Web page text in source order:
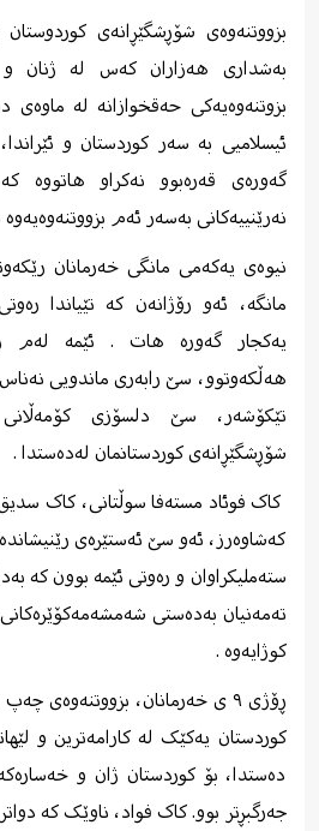
بزووتنەوەی شۆڕشگێڕانەی
بەشداری هەزاران کەس لە ژنان
ئیسلامیی بە سەر كوردستان و
گەورەی قەرەبوو نەكراو هاتووە
نەرێنییەكانی بەسەر ئەم بزووتنەوەیەوە
مانگه‌، ئه‌و رۆژانه‌ن كه‌ تێیاندا
یەکجار گەورە هات . ئێمە لەم
هه‌ڵكه‌وتوو، سێ رابه‌ری ماندویی
تێکۆشەر، سێ دلسۆزی
شۆڕشگێڕانەی کوردستانمان لەدەستدا .
کاک فوئاد مسته‌فا سوڵتانی، کاک
كه‌شاوه‌رز، ئەو سێ ئه‌ستێره‌ی
سته‌ملیكراوان و رەوتی ئێمە بوون کە
تەمەنیان بەدەستی
کوژایەوە .
ڕۆژی ۹ ی خەرمانان، بزووتنەوەی
کوردستان یەکێک لە کارامەترین و
دەستدا، بۆ کوردستان ژان و
جەرگبڕتر بوو. کاک فواد، ناوێک کە